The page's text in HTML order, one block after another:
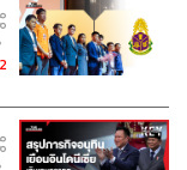
ย แต่ก็อาจจะยังมี
มายาวนานของ
องการลงทุนโดย
เราควรจะนำมา
ในหุ้นอย่างไรใน